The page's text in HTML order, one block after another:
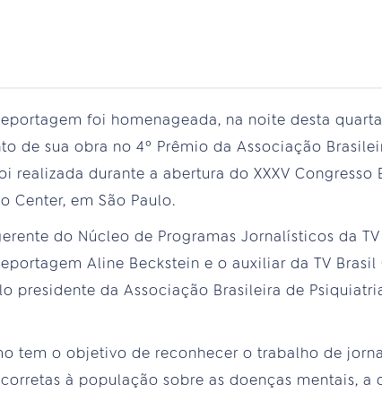
foi homenageada, na noite desta
de sua obra no 4º Prêmio da Associação
realizada durante a abertura do XXXV Congresso
Center, em São Paulo.
do Núcleo de Programas Jornalísticos da TV
Aline Beckstein e o auxiliar da TV Brasil
presidente da Associação Brasileira de
tem o objetivo de reconhecer o trabalho de
à população sobre as doenças mentais, a